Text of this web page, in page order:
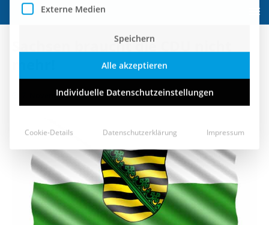
Sachsen braucht die CDU nicht
7. November 2016